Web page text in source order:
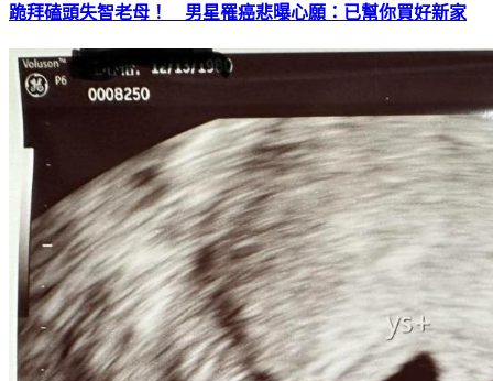
跪拜磕頭失智老母！ 男星罹癌悲曝心願：已幫你買好新家